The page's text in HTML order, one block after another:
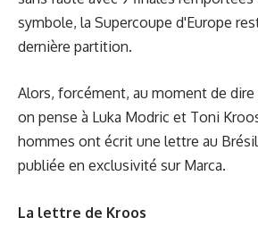
symbole, la Supercoupe d'Europe
dernière partition.
Alors, forcément, au moment de dire
on pense à Luka Modric et Toni
hommes ont écrit une lettre au
publiée en exclusivité sur Marca.
La lettre de Kroos